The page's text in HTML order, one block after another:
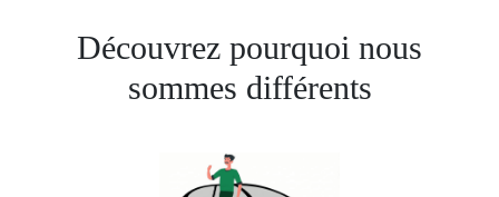
Découvrez pourquoi nous
sommes différents